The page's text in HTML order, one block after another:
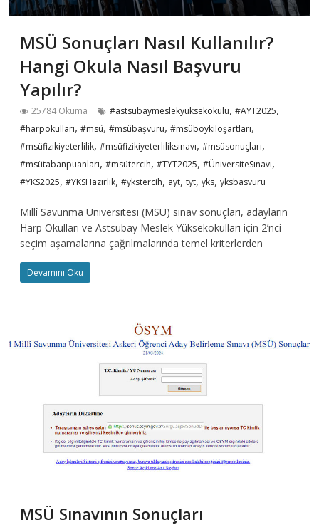
MSÜ Sonuçları Nasıl Kullanılır?
Hangi Okula Nasıl Başvuru
Yapılır?
25784 Okuma #astsubaymeslekyüksekokulu,#AYT2025,
#harpokulları,#msü,#msübaşvuru,#msüboykiloşartları,
#msüfizikiyeterlilik,#msüfizikiyeterliliksınavı,#msüsonuçları,
#msütabanpuanları,#msütercih,#TYT2025,#ÜniversiteSınavı,
#YKS2025,#YKSHazırlık,#ykstercih, ayt,tyt,yks,yksbasvuru
Millî Savunma Üniversitesi (MSÜ) sınav sonuçları, adayların
Harp Okulları ve Astsubay Meslek Yüksekokulları için 2’nci
seçim aşamalarına çağrılmalarında temel kriterlerden
Devamını Oku
MSÜ Sınavının Sonuçları